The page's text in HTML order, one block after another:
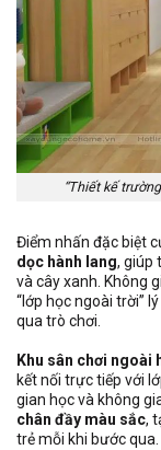
“Thiết kế
Điểm nhấn đặc biệt
dọc hành lang, giúp
và cây xanh. Không
“lớp học ngoài trời”
qua trò chơi.
Khu sân chơi ngoài
kết nối trực tiếp với
gian học và không
chân đầy màu sắc,
trẻ mỗi khi bước qua.